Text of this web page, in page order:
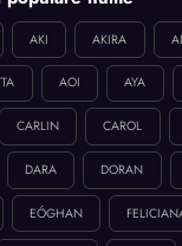
AKI AKIRA
AOI AYA
CARLIN CAROL
DARA DORAN
EÓGHAN